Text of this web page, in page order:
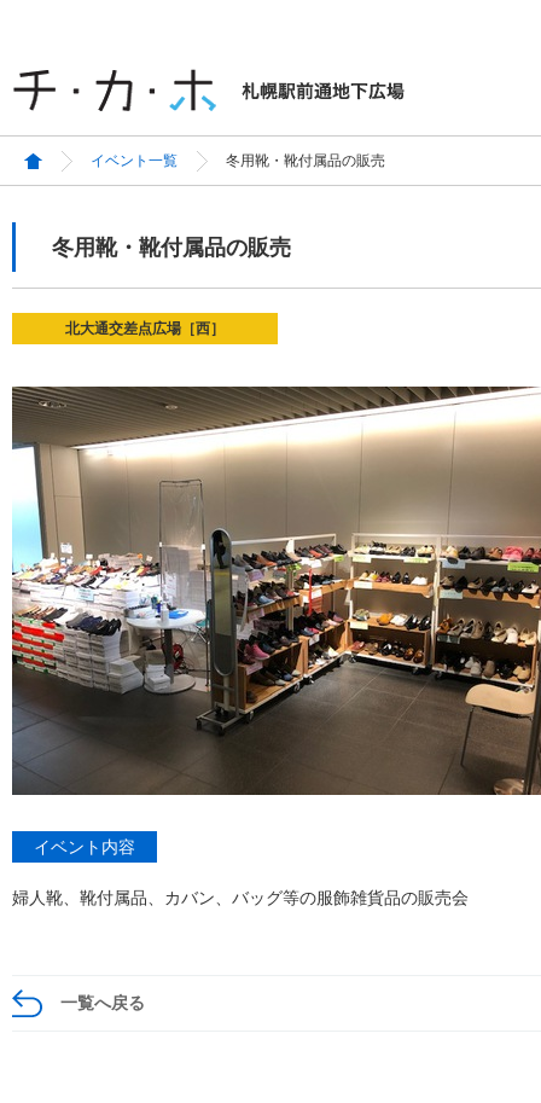
イベント一覧 冬用靴・靴付属品の販売
冬用靴・靴付属品の販売
北大通交差点広場［西］
イベント内容
婦人靴、靴付属品、カバン、バッグ等の服飾雑貨品の販売会
一覧へ戻る